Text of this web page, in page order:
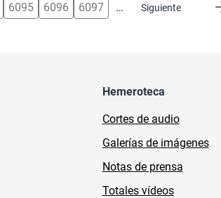
6095 6096 6097 … Siguiente
Siguiente página
Hemeroteca
Cortes de audio
Galerías de imágenes
Notas de prensa
Totales vídeos